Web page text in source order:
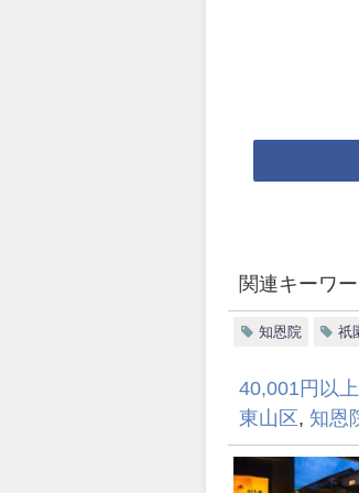
関連キーワ
知恩院 祇
40,001円以上
東山区 , 知恩